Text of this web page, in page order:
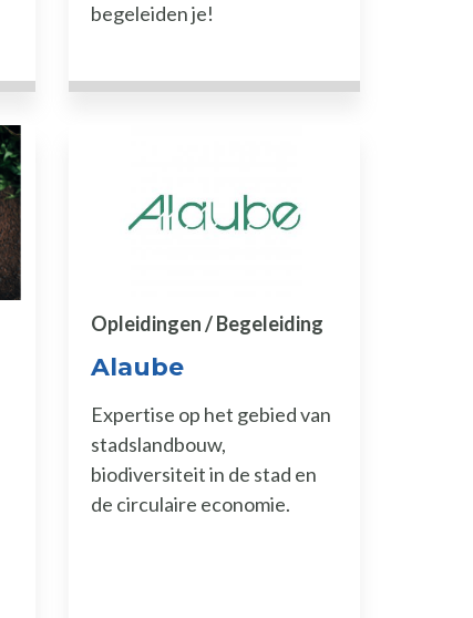
begeleiden je!
Alaube
Opleidingen / Begeleiding
Expertise op het gebied van
stadslandbouw,
biodiversiteit in de stad en
de circulaire economie.